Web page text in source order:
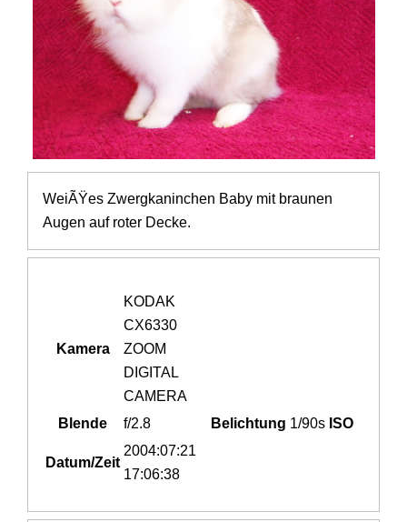
WeiÃŸes Zwergkaninchen Baby mit braunen
Augen auf roter Decke.
Kamera
KODAK
CX6330
ZOOM
DIGITAL
CAMERA
Blende
f/2.8 Belichtung 1/90s ISO
Datum/Zeit
2004:07:21
17:06:38